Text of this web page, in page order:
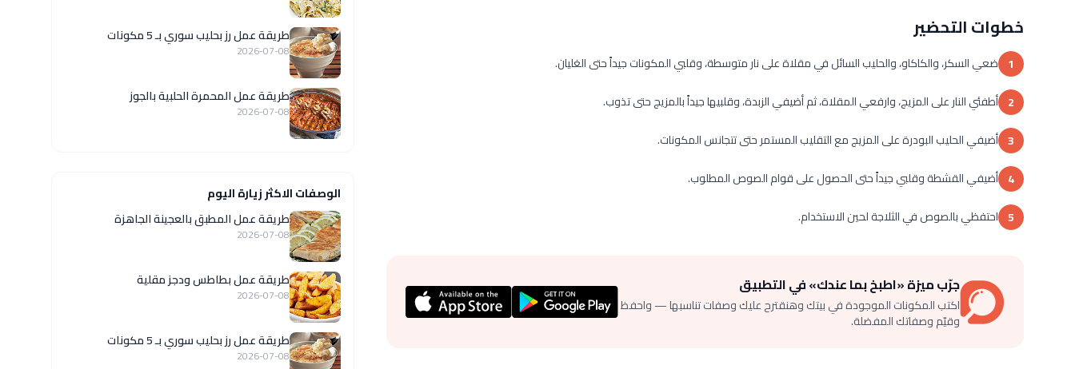
خطوات التحضير
1 ضعي السكر، والكاكاو، والحليب السائل في مقلاة على نار متوسطة، وقلبي المكونات جيداً حتى الغليان.
2 أطفئي النار على المزيج، وارفعي المقلاة، ثم أضيفي الزبدة، وقلبيها جيداً بالمزيج حتى تذوب.
3 أضيفي الحليب البودرة على المزيج مع التقليب المستمر حتى تتجانس المكونات.
4 أضيفي القشطة وقلبي جيداً حتى الحصول على قوام الصوص المطلوب.
5 احتفظي بالصوص في الثلاجة لحين الاستخدام.
جرّب ميزة «اطبخ بما عندك» في التطبيق
اكتب المكونات الموجودة في بيتك وهنقترح عليك وصفات تناسبها — واحفظ
وقيّم وصفاتك المفضلة.
طريقة عمل رز بحليب سوري بـ 5 مكونات
2026-07-08
طريقة عمل المحمرة الحلبية بالجوز
2026-07-08
الوصفات الاكثر زيارة اليوم
طريقة عمل المطبق بالعجينة الجاهزة
2026-07-08
طريقة عمل بطاطس ودجز مقلية
2026-07-08
طريقة عمل رز بحليب سوري بـ 5 مكونات
2026-07-08